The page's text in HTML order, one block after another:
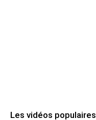
Les vidéos populaires